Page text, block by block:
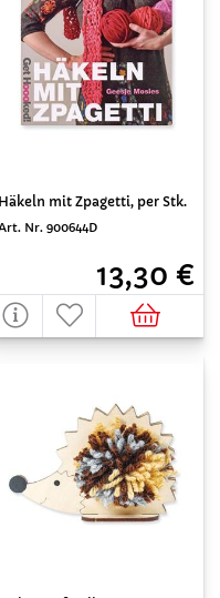
Häkeln mit Zpagetti, per Stk.
Nr. 900644D
13,30 €